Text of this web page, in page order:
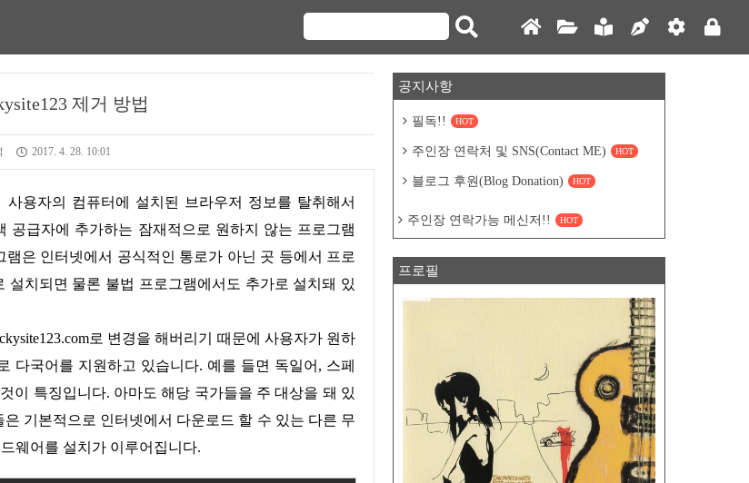
제거 방법
2017. 4. 28. 10:01
공급자에 추가하는 잠재적으로 원하지 않는 프로그램
은 인터넷에서 공식적인 통로가 아닌 곳 등에서 프로
치되면 물론 불법 프로그램에서도 추가로 설치돼 있
다국어를 지원하고 있습니다. 예를 들면 독일어, 스페
이 특징입니다. 아마도 해당 국가들을 주 대상을 돼 있
기본적으로 인터넷에서 다운로드 할 수 있는 다른 무
웨어를 설치가 이루어집니다.
공지사항
필독!! HOT
주인장 연락처 및 SNS(Contact ME) HOT
블로그 후원(Blog Donation) HOT
주인장 연락가능 메신저!! HOT
프로필